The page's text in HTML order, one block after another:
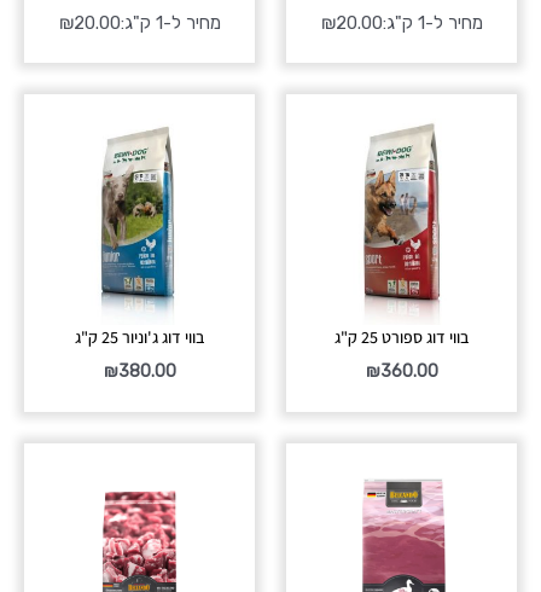
מחיר ל-1 ק"ג: ₪20.00 מחיר ל-1 ק"ג: ₪20.00
בווי דוג ספורט 25 ק"ג
₪360.00
בווי דוג ג'וניור 25 ק"ג
₪380.00